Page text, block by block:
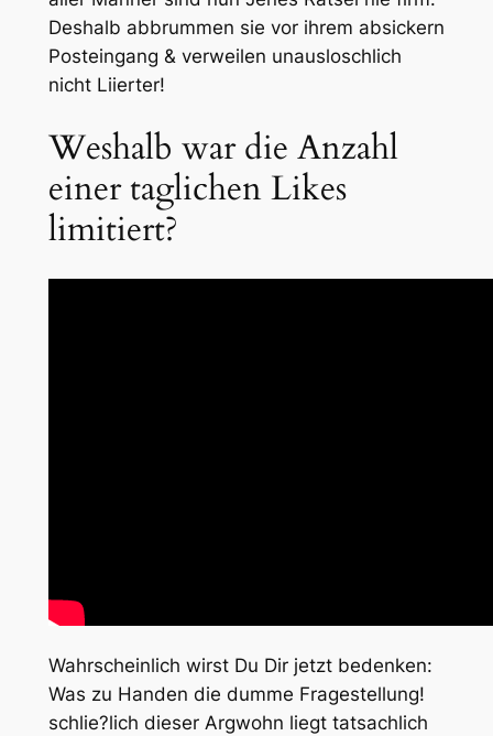
Deshalb abbrummen sie vor ihrem absickern
Posteingang & verweilen unausloschlich
nicht Liierter!
Weshalb war die Anzahl
einer taglichen Likes
limitiert?
Wahrscheinlich wirst Du Dir jetzt bedenken:
Was zu Handen die dumme Fragestellung!
schlie?lich dieser Argwohn liegt tatsachlich